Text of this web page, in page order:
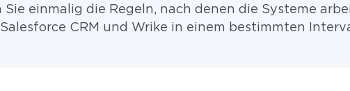
Sie einmalig die Regeln, nach denen die Systeme
CRM und Wrike in einem bestimmten